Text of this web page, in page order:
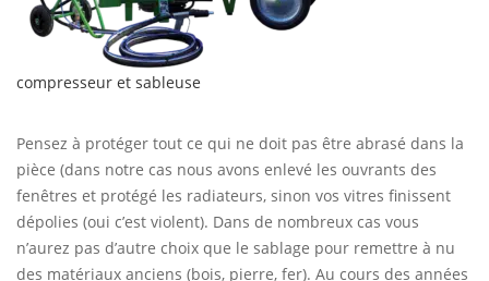
compresseur et sableuse
Pensez à protéger tout ce qui ne doit pas être abrasé dans la
pièce (dans notre cas nous avons enlevé les ouvrants des
fenêtres et protégé les radiateurs, sinon vos vitres finissent
dépolies (oui c’est violent). Dans de nombreux cas vous
n’aurez pas d’autre choix que le sablage pour remettre à nu
des matériaux anciens (bois, pierre, fer). Au cours des années